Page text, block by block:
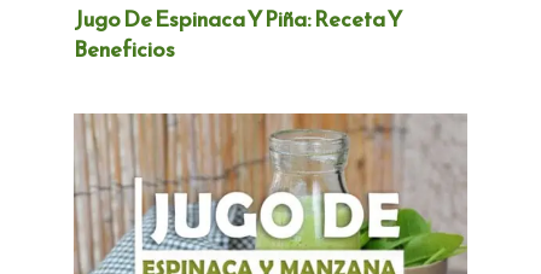
Jugo De Espinaca Y Piña: Receta Y
Beneficios